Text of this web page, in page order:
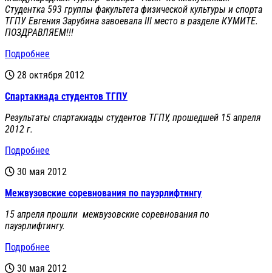
Студентка 593 группы факультета физической культуры и спорта
ТГПУ Евгения Зарубина завоевала III место в разделе КУМИТЕ.
ПОЗДРАВЛЯЕМ!!!
Подробнее
28 октября 2012
Спартакиада студентов ТГПУ
Результаты спартакиады студентов ТГПУ, прошедшей 15 апреля
2012 г.
Подробнее
30 мая 2012
Межвузовские соревнования по пауэрлифтингу
15 апреля прошли межвузовские соревнования по
пауэрлифтингу.
Подробнее
30 мая 2012